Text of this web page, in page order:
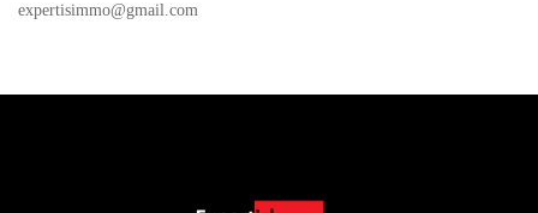
expertisimmo@gmail.com